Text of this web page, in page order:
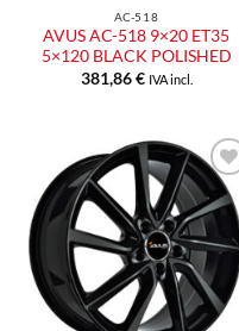
AC-518
AVUS AC-518 9×20 ET35
5×120 BLACK POLISHED
381,86€ IVA incl.
Aggiungi
alla lista
dei
desideri